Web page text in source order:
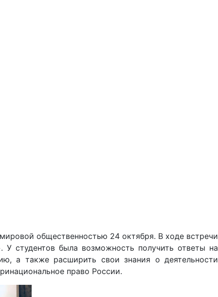
общественностью 24 октября. В ходе встречи
студентов была возможность получить ответы на
а также расширить свои знания о деятельности
право России.